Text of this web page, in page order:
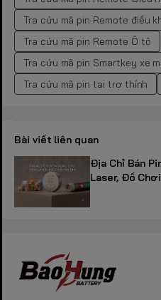
Tra cứu mã pin Remote điều
Tra cứu mã pin Remote Ô tô
Tra cứu mã pin Smartkey xe
Tra cứu mã pin tai trợ thính
Bài viết liên quan
Địa Chỉ Bán
Laser, Đồ